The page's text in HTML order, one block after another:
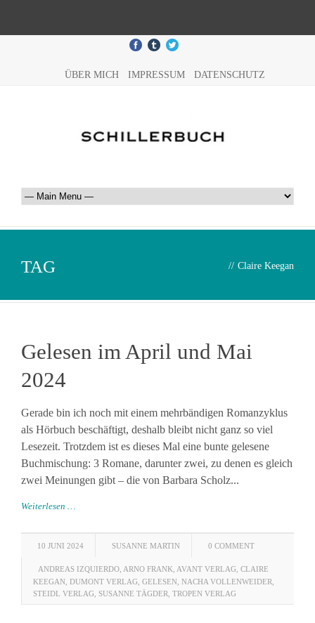
ÜBER MICH IMPRESSUM DATENSCHUTZ
TAG // Claire Keegan
Gelesen im April und Mai
2024
Gerade bin ich noch mit einem mehrbändigen Romanzyklus
als Hörbuch beschäftigt, deshalb bleibt nicht ganz so viel
Lesezeit. Trotzdem ist es dieses Mal eine bunte gelesene
Buchmischung: 3 Romane, darunter zwei, zu denen es gleich
zwei Meinungen gibt – die von Barbara Scholz...
Weiterlesen …
10 JUNI 2024 SUSANNE MARTIN 0 COMMENT
ANDREAS IZQUIERDO ARNO FRANK AVANT VERLAG CLAIRE
KEEGAN DUMONT VERLAG GELESEN NACHA VOLLENWEIDER
STEIDL VERLAG SUSANNE TÄGDER TROPEN VERLAG